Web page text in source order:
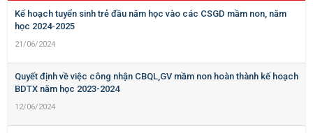
Kế hoạch tuyển sinh trẻ đầu năm học vào các CSGD mầm non, năm
học 2024-2025
21/06/2024
Quyết định về việc công nhận CBQL,GV mầm non hoàn thành kế hoạch
BDTX năm học 2023-2024
12/06/2024